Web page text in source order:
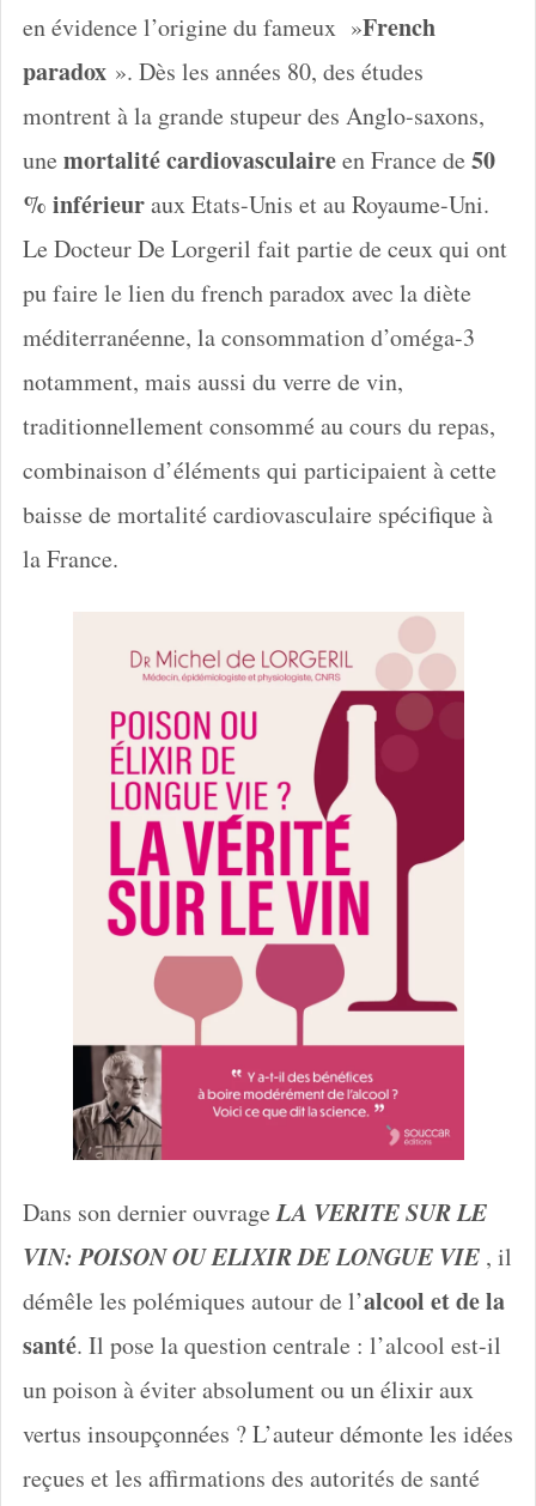
en évidence l’origine du fameux »French
paradox». Dès les années 80, des études
montrent à la grande stupeur des Anglo-saxons,
une mortalité cardiovasculaireen France de 50
% inférieuraux Etats-Unis et au Royaume-Uni.
Le Docteur De Lorgeril fait partie de ceux qui ont
pu faire le lien du french paradox avec la diète
méditerranéenne, la consommation d’oméga-3
notamment, mais aussi du verre de vin,
traditionnellement consommé au cours du repas,
combinaison d’éléments qui participaient à cette
baisse de mortalité cardiovasculaire spécifique à
la France.
Dans son dernier ouvrageLA VERITE SUR LE
VIN: POISON OU ELIXIR DE LONGUE VIE, il
démêle les polémiques autour de l’alcool et de la
santé. Il pose la question centrale : l’alcool est-il
un poison à éviter absolument ou un élixir aux
vertus insoupçonnées ? L’auteur démonte les idées
reçues et les affirmations des autorités de santé